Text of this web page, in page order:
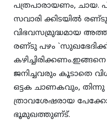
പത്രപാരായണം, ചായ.
സവാരി ക്കിടയില്‍ രണ്‌ടു
വിഭവസമ്രുദ്ധമായ
രണ്‌ടു പഴം
ജനിച്ചവരും കൂടാതെ
ഒട്ടക ചാണകവും, തിന്നു
ത്രാവശേഷരായ
ഭൂമുഖത്തുണ്‌ട്‌.